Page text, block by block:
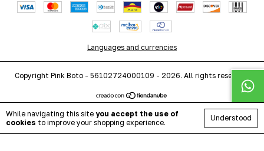
While navigating this site you accept the use of
cookies to improve your shopping experience.
Understood
Languages and currencies
Copyright Pink Boto - 56102724000109 - 2026. All rights reserved.